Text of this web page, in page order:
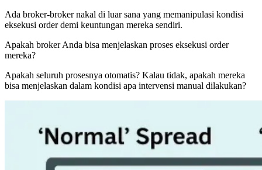
Ada broker-broker nakal di luar sana yang memanipulasi kondisi
eksekusi order demi keuntungan mereka sendiri.
Apakah broker Anda bisa menjelaskan proses eksekusi order
mereka?
Apakah seluruh prosesnya otomatis? Kalau tidak, apakah mereka
bisa menjelaskan dalam kondisi apa intervensi manual dilakukan?